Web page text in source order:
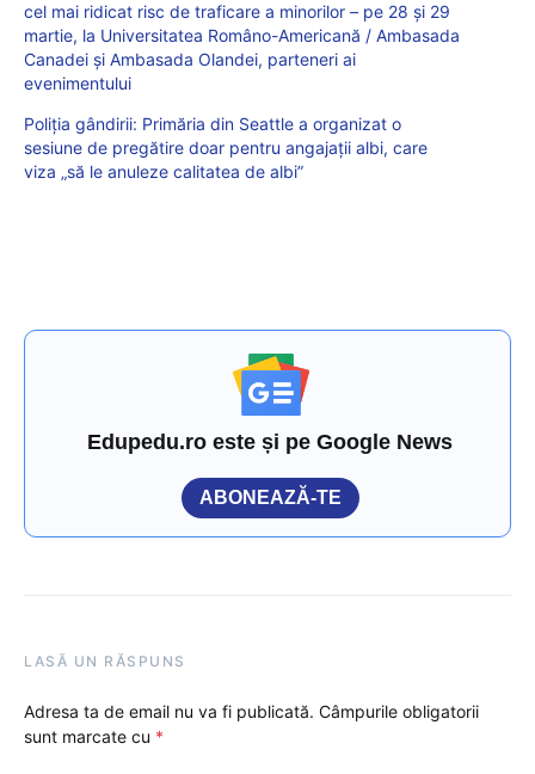
cel mai ridicat risc de traficare a minorilor – pe 28 și 29
martie, la Universitatea Româno-Americană / Ambasada
Canadei și Ambasada Olandei, parteneri ai
evenimentului
Poliția gândirii: Primăria din Seattle a organizat o
sesiune de pregătire doar pentru angajații albi, care
viza „să le anuleze calitatea de albi”
Edupedu.ro este și pe Google News
ABONEAZĂ-TE
LASĂ UN RĂSPUNS
Adresa ta de email nu va fi publicată. Câmpurile obligatorii
sunt marcate cu *